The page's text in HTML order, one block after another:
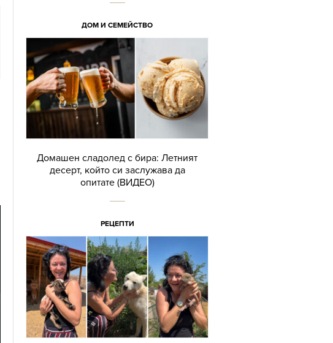
ДОМ И СЕМЕЙСТВО
Домашен сладолед с бира: Летният
десерт, който си заслужава да
опитате (ВИДЕО)
РЕЦЕПТИ